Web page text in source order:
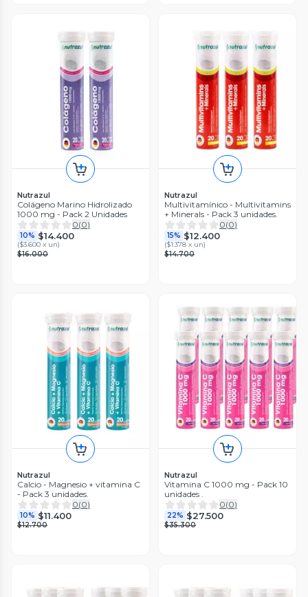
Nutrazul
Colágeno Marino Hidrolizado
1000 mg - Pack 2 Unidades
0(0)
10% $14.400
($3.600 x un)
$16.000
Nutrazul
Multivitamínico - Multivitamins
+ Minerals - Pack 3 unidades.
0(0)
15% $12.400
($1.378 x un)
$14.700
Nutrazul
Calcio - Magnesio + vitamina C
- Pack 3 unidades.
0(0)
10% $11.400
$12.700
Nutrazul
Vitamina C 1000 mg - Pack 10
unidades .
0(0)
22% $27.500
$35.300